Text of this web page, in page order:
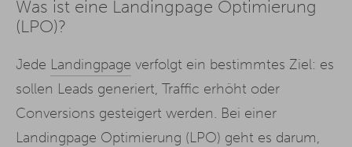
Was ist eine Landingpage Optimierung
(LPO)?
Jede Landingpage verfolgt ein bestimmtes Ziel: es
sollen Leads generiert, Traffic erhöht oder
Conversions gesteigert werden. Bei einer
Landingpage Optimierung (LPO) geht es darum,